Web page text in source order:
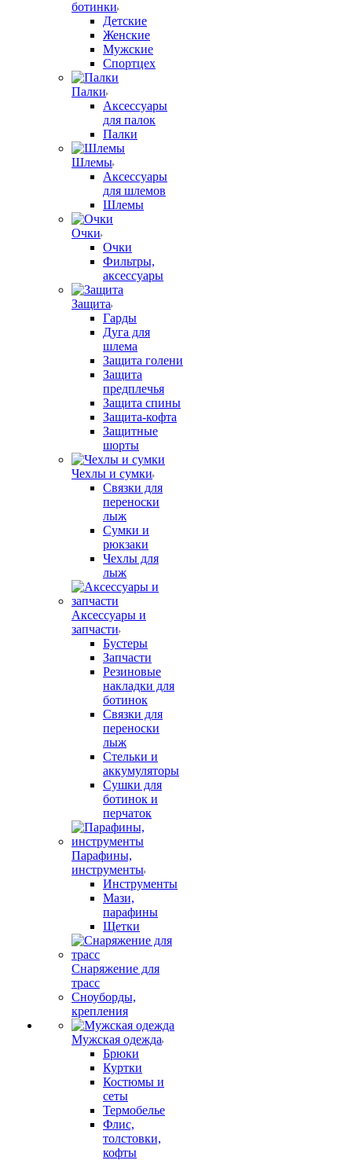
ботинки
Детские
Женские
Мужские
Спортцех
Палки
Аксессуары
для палок
Палки
Шлемы
Аксессуары
для шлемов
Шлемы
Очки
Очки
Фильтры,
аксессуары
Защита
Гарды
Дуга для
шлема
Защита голени
Защита
предплечья
Защита спины
Защита-кофта
Защитные
шорты
Чехлы и сумки
Связки для
переноски
лыж
Сумки и
рюкзаки
Чехлы для
лыж
Аксессуары и
запчасти
Бустеры
Запчасти
Резиновые
накладки для
ботинок
Связки для
переноски
лыж
Стельки и
аккумуляторы
Сушки для
ботинок и
перчаток
Парафины,
инструменты
Инструменты
Мази,
парафины
Щетки
Снаряжение для
трасс
Сноуборды,
крепления
Мужская одежда
Брюки
Куртки
Костюмы и
сеты
Термобелье
Флис,
толстовки,
кофты